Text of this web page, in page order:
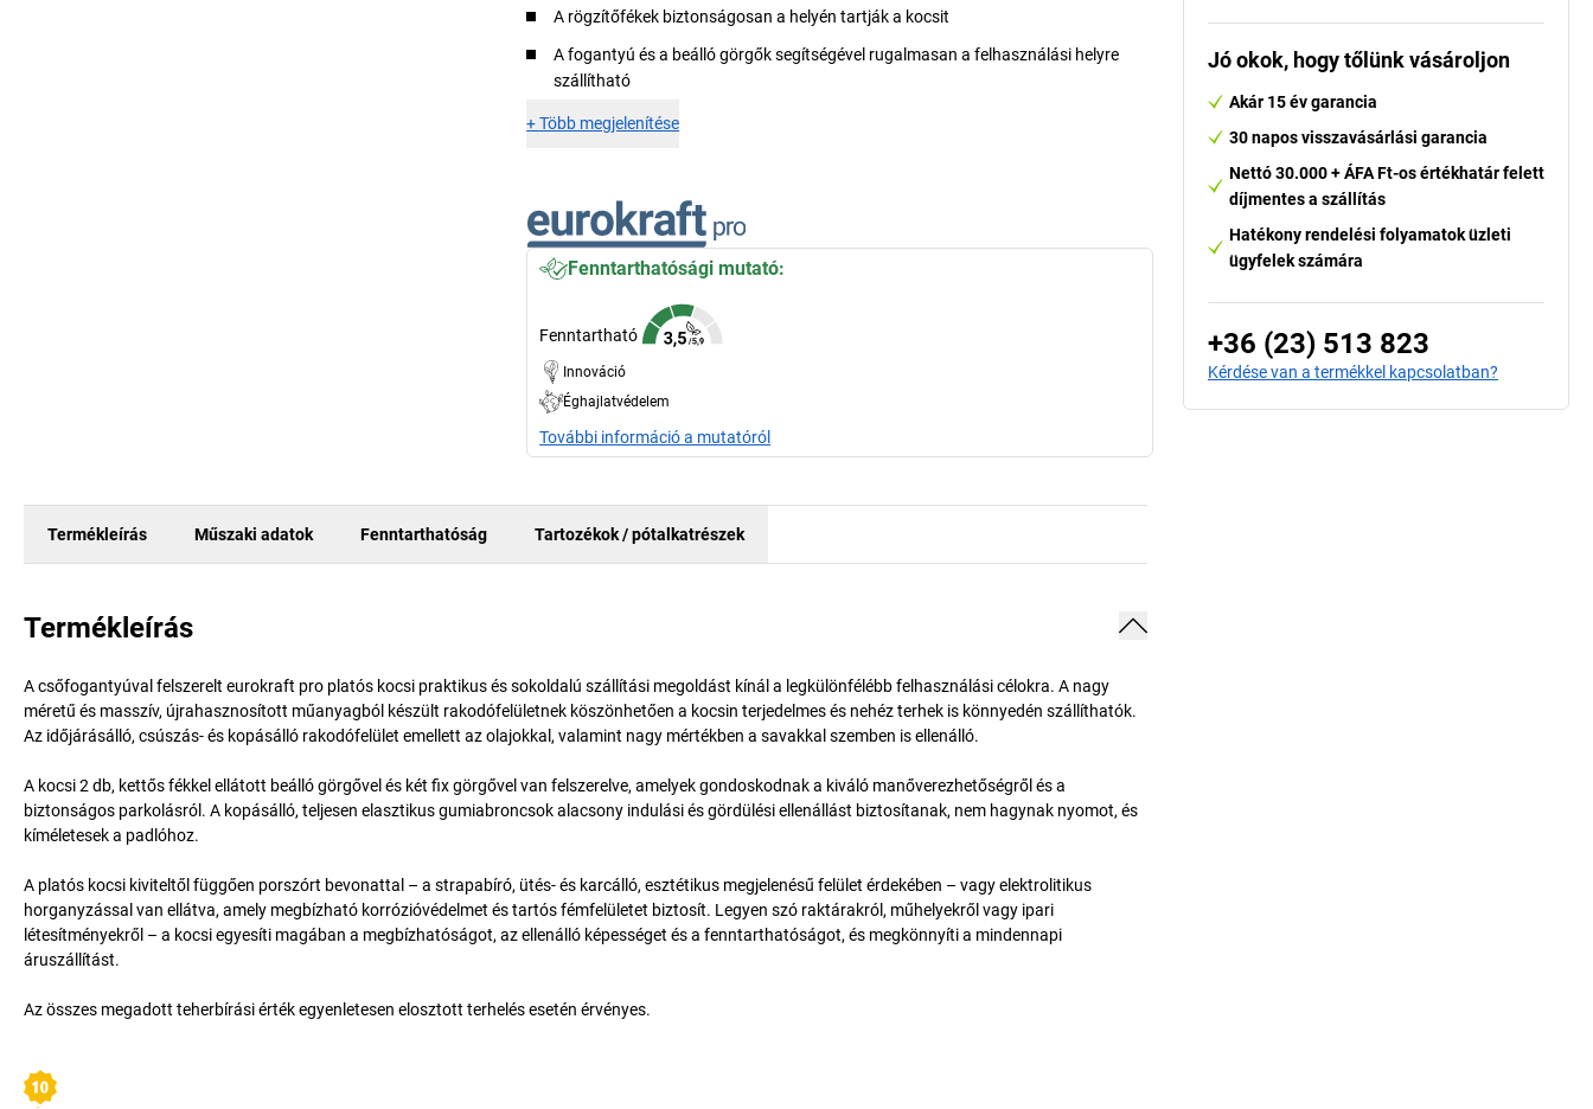
A rögzítőfékek biztonságosan a helyén tartják a kocsit
A fogantyú és a beálló görgők segítségével rugalmasan a felhasználási helyre
szállítható
+Több megjelenítése
Fenntarthatósági mutató:
Fenntartható
Innováció
Éghajlatvédelem
További információ a mutatóról
Termékleírás Műszaki adatok Fenntarthatóság Tartozékok / pótalkatrészek
Termékleírás
A csőfogantyúval felszerelt eurokraft pro platós kocsi praktikus és sokoldalú szállítási megoldást kínál a legkülönfélébb felhasználási célokra. A nagy
méretű és masszív, újrahasznosított műanyagból készült rakodófelületnek köszönhetően a kocsin terjedelmes és nehéz terhek is könnyedén szállíthatók.
Az időjárásálló, csúszás- és kopásálló rakodófelület emellett az olajokkal, valamint nagy mértékben a savakkal szemben is ellenálló.
A kocsi 2 db, kettős fékkel ellátott beálló görgővel és két fix görgővel van felszerelve, amelyek gondoskodnak a kiváló manőverezhetőségről és a
biztonságos parkolásról. A kopásálló, teljesen elasztikus gumiabroncsok alacsony indulási és gördülési ellenállást biztosítanak, nem hagynak nyomot, és
kíméletesek a padlóhoz.
A platós kocsi kiviteltől függően porszórt bevonattal – a strapabíró, ütés- és karcálló, esztétikus megjelenésű felület érdekében – vagy elektrolitikus
horganyzással van ellátva, amely megbízható korrózióvédelmet és tartós fémfelületet biztosít. Legyen szó raktárakról, műhelyekről vagy ipari
létesítményekről – a kocsi egyesíti magában a megbízhatóságot, az ellenálló képességet és a fenntarthatóságot, és megkönnyíti a mindennapi
áruszállítást.
Az összes megadott teherbírási érték egyenletesen elosztott terhelés esetén érvényes.
Jó okok, hogy tőlünk vásároljon
Akár 15 év garancia
30 napos visszavásárlási garancia
Nettó 30.000 + ÁFA Ft-os értékhatár felett
díjmentes a szállítás
Hatékony rendelési folyamatok üzleti
ügyfelek számára
+36 (23) 513 823
Kérdése van a termékkel kapcsolatban?